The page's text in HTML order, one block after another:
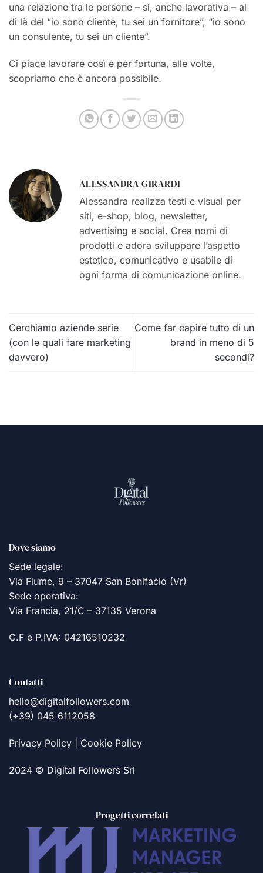
una relazione tra le persone – sì, anche lavorativa – al
di là del “io sono cliente, tu sei un fornitore”, “io sono
un consulente, tu sei un cliente”.
Ci piace lavorare così e per fortuna, alle volte,
scopriamo che è ancora possibile.
ALESSANDRA GIRARDI
Alessandra realizza testi e visual per
siti, e-shop, blog, newsletter,
advertising e social. Crea nomi di
prodotti e adora sviluppare l’aspetto
estetico, comunicativo e usabile di
ogni forma di comunicazione online.
Cerchiamo aziende serie
(con le quali fare marketing
davvero)
Come far capire tutto di un
brand in meno di 5
secondi?
Dove siamo
Sede legale:
Via Fiume, 9 – 37047 San Bonifacio (Vr)
Sede operativa:
Via Francia, 21/C – 37135 Verona
C.F e P.IVA: 04216510232
Contatti
hello@digitalfollowers.com
(+39) 045 6112058
Privacy Policy Cookie Policy
2024 © Digital Followers Srl
Progetti correlati